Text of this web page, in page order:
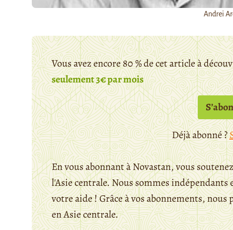
Andrei
Vous avez encore 80 % de cet article à
seulement 3€ par mois
Déjà abonné ?
En vous abonnant à Novastan, vous
l'Asie centrale. Nous sommes indépendants
votre aide ! Grâce à vos abonnements,
en Asie centrale.